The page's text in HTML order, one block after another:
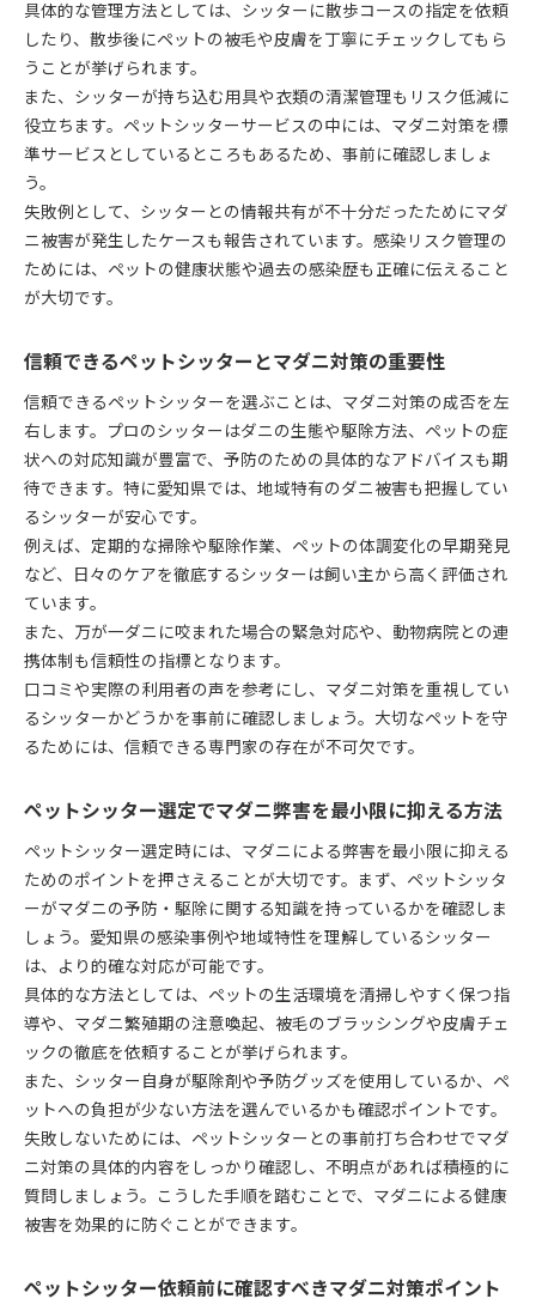
点
マダニ被害の弊害を事例から考えるペットケア
ペットシッターが見たマダニ被害事例と対処法
マダニ被害事例から学ぶペットシッター活用の工
夫
例
ペットシッター視点で考えるマダニ感染症リスク
ペットシッターが語る実際のマダニトラブルと対
応
ペットシッター活用で叶えるマダニ予防の徹底
ペットシッターと始める安心のマダニ防止習慣
ペットシッターと共に築く不安ゼロの予防体制
ペットシッター選びが決め手となるマダニ予防策
ペットシッターサービスで得るマダニ不安解消法
具体的な管理方法としては、シッターに散歩コースの指定を依頼
したり、散歩後にペットの被毛や皮膚を丁寧にチェックしてもら
うことが挙げられます。
また、シッターが持ち込む用具や衣類の清潔管理もリスク低減に
役立ちます。ペットシッターサービスの中には、マダニ対策を標
準サービスとしているところもあるため、事前に確認しましょ
う。
失敗例として、シッターとの情報共有が不十分だったためにマダ
ニ被害が発生したケースも報告されています。感染リスク管理の
ためには、ペットの健康状態や過去の感染歴も正確に伝えること
が大切です。
信頼できるペットシッターとマダニ対策の重要性
信頼できるペットシッターを選ぶことは、マダニ対策の成否を左
右します。プロのシッターはダニの生態や駆除方法、ペットの症
状への対応知識が豊富で、予防のための具体的なアドバイスも期
待できます。特に愛知県では、地域特有のダニ被害も把握してい
るシッターが安心です。
例えば、定期的な掃除や駆除作業、ペットの体調変化の早期発見
など、日々のケアを徹底するシッターは飼い主から高く評価され
ています。
また、万が一ダニに咬まれた場合の緊急対応や、動物病院との連
携体制も信頼性の指標となります。
口コミや実際の利用者の声を参考にし、マダニ対策を重視してい
るシッターかどうかを事前に確認しましょう。大切なペットを守
るためには、信頼できる専門家の存在が不可欠です。
ペットシッター選定でマダニ弊害を最小限に抑える方法
ペットシッター選定時には、マダニによる弊害を最小限に抑える
ためのポイントを押さえることが大切です。まず、ペットシッタ
ーがマダニの予防・駆除に関する知識を持っているかを確認しま
しょう。愛知県の感染事例や地域特性を理解しているシッター
は、より的確な対応が可能です。
具体的な方法としては、ペットの生活環境を清掃しやすく保つ指
導や、マダニ繁殖期の注意喚起、被毛のブラッシングや皮膚チェ
ックの徹底を依頼することが挙げられます。
また、シッター自身が駆除剤や予防グッズを使用しているか、ペ
ットへの負担が少ない方法を選んでいるかも確認ポイントです。
失敗しないためには、ペットシッターとの事前打ち合わせでマダ
ニ対策の具体的内容をしっかり確認し、不明点があれば積極的に
質問しましょう。こうした手順を踏むことで、マダニによる健康
被害を効果的に防ぐことができます。
ペットシッター依頼前に確認すべきマダニ対策ポイント